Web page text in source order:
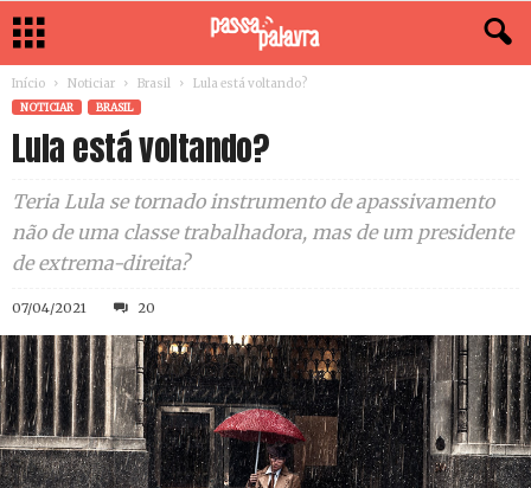
Início Noticiar Brasil Lula está voltando?
NOTICIAR BRASIL
Lula está voltando?
Teria Lula se tornado instrumento de apassivamento
não de uma classe trabalhadora, mas de um presidente
de extrema-direita?
07/04/2021 20